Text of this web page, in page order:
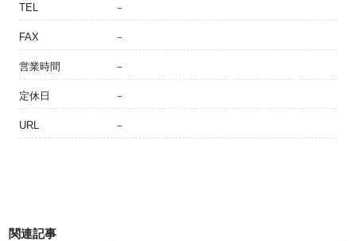
TEL －
FAX －
営業時間 －
定休日 －
URL －
関連記事